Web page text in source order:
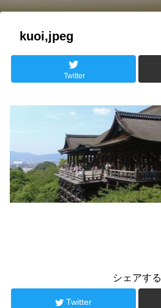
kuoi,jpeg
Twitter
シェアする
Twitter